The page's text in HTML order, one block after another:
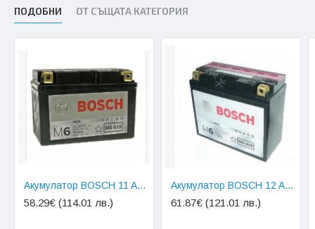
ПОДОБНИ ОТ СЪЩАТА КАТЕГОРИЯ
Акумулатор BOSCH 11 AH, YT12A-BS
58.29€ (114.01 лв.)
Акумулатор BOSCH 12 AH, YT12B-BS
61.87€ (121.01 лв.)